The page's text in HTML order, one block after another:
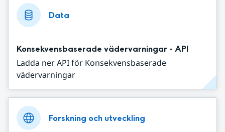
Data
Konsekvensbaserade vädervarningar - API
Ladda ner API för Konsekvensbaserade
vädervarningar
Forskning och utveckling